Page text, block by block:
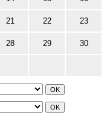
21 22 23
28 29 30